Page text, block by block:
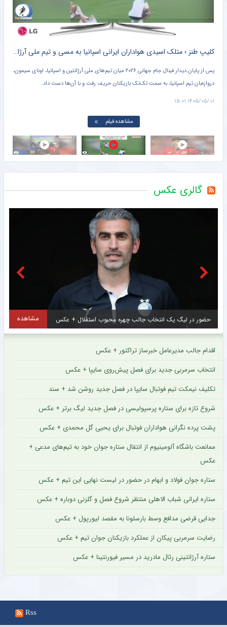
کلیپ طنز ؛ متلک اسیدی هواداران ایرانی اسپانیا به مسی و تیم ملی آرژانتین + سند
پس از پایان دیدار فینال جام جهانی ۲۰۲۶ میان تیم‌های ملی آرژانتین و اسپانیا، اونای سیمون،
دروازه‌بان تیم اسپانیا، به سمت تک‌تک بازیکنان حریف رفت و با آن‌ها دست داد.
۱۴۰۵/۰۵/۰۱ ۱۵:۰۱
مشاهده فیلم
گالری عکس
حضور در لیگ یک انتخاب جالب چهره محبوب استقلال + عکس مشاهده
اقدام جالب مدیرعامل خبرساز تراکتور + عکس
انتخاب سرمربی جدید برای فصل پیش‌روی سایپا + عکس
تکلیف نیمکت تیم فوتبال سایپا در فصل جدید روشن شد + سند
شروع تازه برای ستاره پرسپولیسی در فصل جدید لیگ برتر + عکس
پشت پرده نگرانی هواداران فوتبال برای یحیی گل محمدی + عکس
ممانعت باشگاه آلومینیوم از انتقال ستاره جوان خود به تیم‌های مدعی +
عکس
ستاره جوان فولاد و ابهام در حضور در لیست نهایی این تیم + عکس
ستاره ایرانی شباب الاهلی منتظر شروع فصل و گلزنی دوباره + عکس
جدایی قرضی مدافع وسط بارسلونا به مقصد لیورپول + عکس
رضایت سرمربی پیکان از عملکرد بازیکنان جوان تیم + عکس
ستاره آرژانتینی رئال مادرید در مسیر فیورنتینا + عکس
Rss